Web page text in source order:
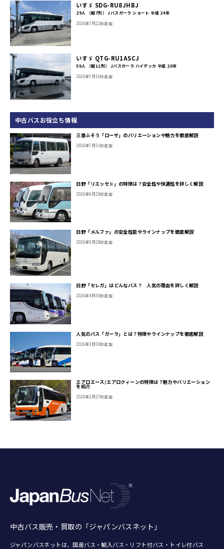
いすゞ SDG-RU8JHBJ
29人 （縦7列） Jバスガーラ ショート 平成 24年
2026年7月22日追加
いすゞ QTG-RU1ASCJ
55人 （縦11列） Jバスガーラ ハイデッカ 平成 28年
2026年7月16日追加
中古バスお役立ち情報
三菱ふそう「ローザ」のバリエーションや魅力を徹底解説
2026年7月31日追加
日野「リエッセⅡ」の特徴は？安全性や快適性を詳しく解説
2026年6月29日追加
日野「メルファ」の安全性能やラインナップを徹底解説
2026年5月28日追加
日野「セレガ」はどんなバス？ 人気の理由を詳しく解説
2026年4月30日追加
人気のバス「ガーラ」とは？特徴やラインナップを徹底解説
2026年3月30日追加
エアロエース/エアロクィーンの特徴は？魅力やバリエーション
を紹介
2026年2月27日追加
中古バス販売・買取の「ジャパンバスネット」
ジャパンバスネットは、国産バス・輸入バス・リフト付バス・トイレ付バス